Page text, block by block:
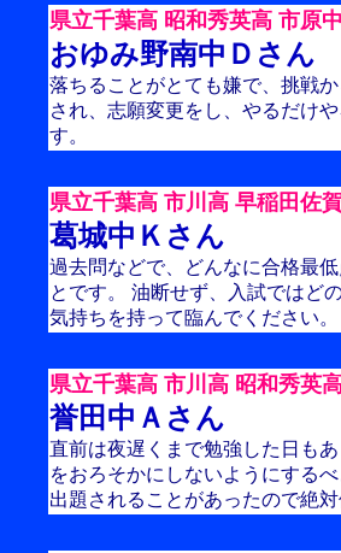
県立千葉高 昭和秀英高 市原
おゆみ野南中Ｄさん
落ちることがとても嫌で、挑戦
され、志願変更をし、やるだけ
す。
県立千葉高 市川高 早稲田佐
葛城中Ｋさん
過去問などで、どんなに合格最
とです。 油断せず、入試ではど
気持ちを持って臨んでください。
県立千葉高 市川高 昭和秀英
誉田中Ａさん
直前は夜遅くまで勉強した日も
をおろそかにしないようにする
出題されることがあったので絶